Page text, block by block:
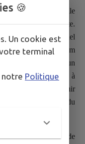
XIVème siècle. Elle
un édifice plus vaste.
de Fontaine-Daniel
en grains, d'où le nom
l'existence d'un
journeaux de terre à
propose de retenir
origine du nom du
l'édifice de
🍪
Un cookie est
terminal
notre Politique